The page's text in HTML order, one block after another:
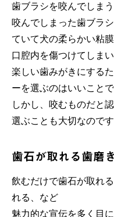
歯ブラシを咬んでしまう
咬んでしまった歯ブラ
ていて犬の柔らかい粘
口腔内を傷つけてしまい
楽しい歯みがきにする
ーを選ぶのはいいことで
しかし、咬むものだと
選ぶことも大切なのです
歯石が取れる歯磨
飲むだけで歯石が取れ
れる、など
魅力的な宣伝を多く目